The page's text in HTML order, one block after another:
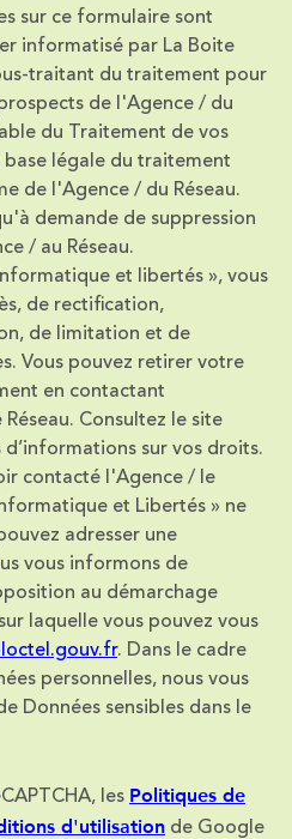
sur ce formulaire sont
informatisé par La Boite
traitant du traitement pour
de l'Agence / du
du Traitement de vos
base légale du traitement
de l'Agence / du Réseau.
demande de suppression
/ au Réseau.
et libertés », vous
de rectification,
de limitation et de
Vous pouvez retirer votre
en contactant
Consultez le site
d’informations sur vos droits.
contacté l'Agence / le
et Libertés » ne
adresser une
vous informons de
au démarchage
laquelle vous pouvez vous
. Dans le cadre
personnelles, nous vous
Données sensibles dans le
les Politiques de
d'utilisation de Google